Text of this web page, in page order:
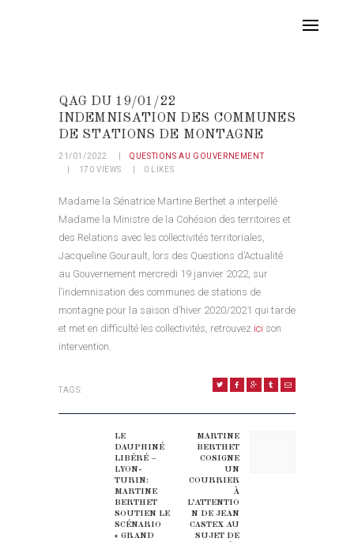
QAG DU 19/01/22
INDEMNISATION DES COMMUNES
DE STATIONS DE MONTAGNE
21/01/2022
QUESTIONS AU GOUVERNEMENT
170 VIEWS 0 LIKES
Madame la Sénatrice Martine Berthet a interpellé
Madame la Ministre de la Cohésion des territoires et
des Relations avec les collectivités territoriales,
Jacqueline Gourault, lors des Questions d’Actualité
au Gouvernement mercredi 19 janvier 2022, sur
l’indemnisation des communes de stations de
montagne pour la saison d’hiver 2020/2021 qui tarde
et met en difficulté les collectivités, retrouvez ici son
intervention.
TAGS:
Previous post:
LE
DAUPHINÉ
LIBÉRÉ –
LYON-
TURIN:
MARTINE
BERTHET
SOUTIEN LE
SCÉNARIO
« GRAND
Next post:
MARTINE
BERTHET
COSIGNE
UN
COURRIER
À
L’ATTENTIO
N DE JEAN
CASTEX AU
SUJET DE